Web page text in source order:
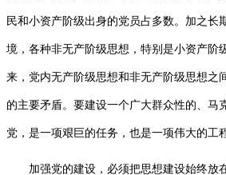
民和小资产阶级出身的党员占多数。加之长
境，各种非无产阶级思想，特别是小资产阶
来，党内无产阶级思想和非无产阶级思想之
的主要矛盾。要建设一个广大群众性的、马
党，是一项艰巨的任务，也是一项伟大的工
加强党的建设，必须把思想建设始终放